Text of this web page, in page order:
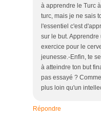
à apprendre le Turc
turc, mais je ne sais
l'essentiel c'est
sur le but.
exercice pour le
jeunesse.-Enfin, te
à atteindre ton but
pas essayé ?
plus loin qu'un
Répondre